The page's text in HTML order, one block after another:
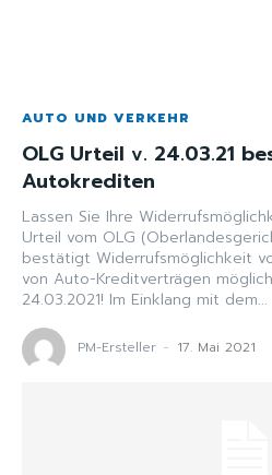
AUTO UND VERKEHR
OLG Urteil v. 24.03.21
Autokrediten
Lassen Sie Ihre Widerrufsmöglichkeiten
Urteil vom OLG
bestätigt Widerrufsmöglichkeit von
von Auto-Kreditverträgen möglich! !Aktuelles Urteil
24.03.2021! Im Einklang mit dem...
PM-Ersteller - 17. Mai 2021